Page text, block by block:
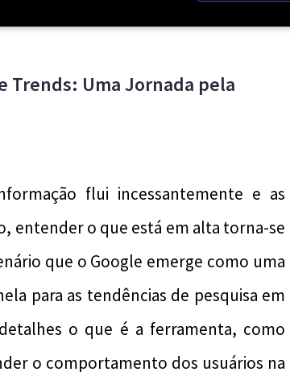
Trends: Uma Jornada pela
flui incessantemente e as
entender o que está em alta torna-se
que o Google emerge como uma
para as tendências de pesquisa em
o que é a ferramenta, como
o comportamento dos usuários na